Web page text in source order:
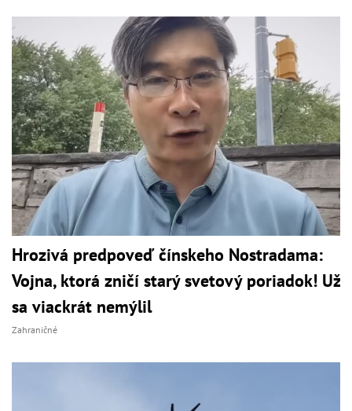
Hrozivá predpoveď čínskeho Nostradama:
Vojna, ktorá zničí starý svetový poriadok! Už
sa viackrát nemýlil
Zahraničné